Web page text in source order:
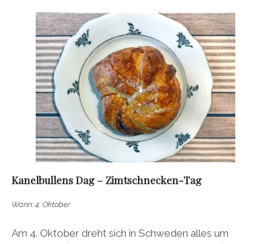
Kanelbullens Dag – Zimtschnecken-Tag
Wann: 4. Oktober
Am 4. Oktober dreht sich in Schweden alles um